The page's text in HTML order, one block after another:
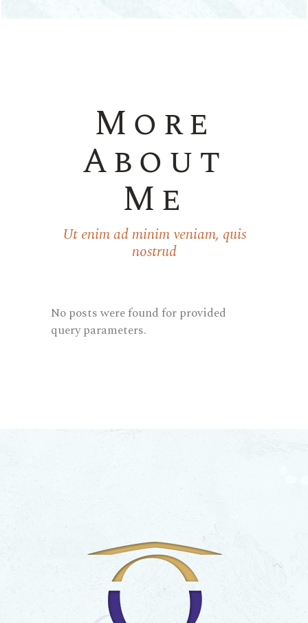
More
About
Me
Ut enim ad minim veniam, quis
nostrud
No posts were found for provided
query parameters.